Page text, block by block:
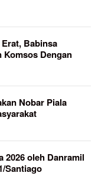
Babinsa
Komsos Dengan
Nobar Piala
2026 oleh Danramil
Santiago